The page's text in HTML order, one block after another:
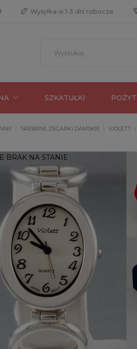
 Wysyłka w 1-3 dni robocze
SZKATUŁKI
SREBRNE ZEGARKI DAMSKIE VIOLETT
BRAK NA STANIE